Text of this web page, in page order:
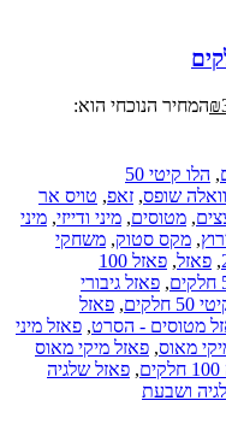
₪המחיר הנוכחי הוא:
,
הלו קיטי 50
וואלה שופס, זאפ, טויס אר
, מטוסים, מיני ודייזי, מיני
, מקס סטוק, משחקי
, פאזל,
פאזל 100
, פאזל גיבורי
, פאזל
מטוסים - הסרט, פאזל מיני
מאוס, פאזל מיקי מאוס
, פאזל שלגיה
ושבעת